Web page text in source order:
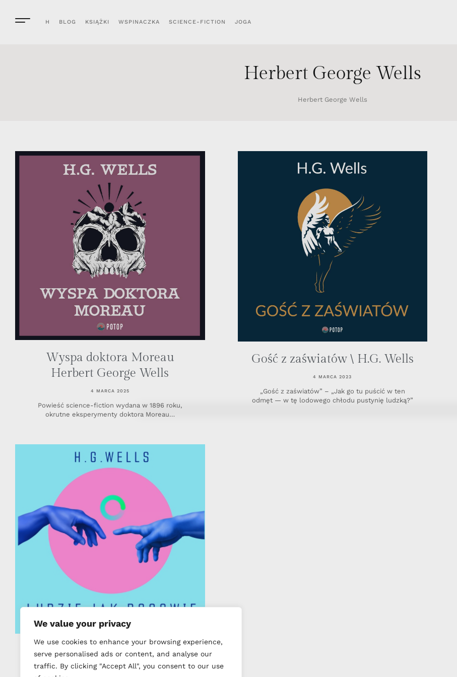
We value your privacy
We use cookies to enhance your browsing experience,
serve personalised ads or content, and analyse our
traffic. By clicking "Accept All", you consent to our use
H BLOG KSIĄŻKI WSPINACZKA SCIENCE-FICTION JOGA
Herbert George Wells
Herbert George Wells
Wyspa doktora Moreau
Herbert George Wells
4 MARCA 2025
Powieść science-fiction wydana w 1896 roku,
okrutne eksperymenty doktora Moreau…
Gość z zaświatów \ H.G. Wells
4 MARCA 2023
„Gość z zaświatów” – „Jak go tu puścić w ten
odmęt — w tę lodowego chłodu pustynię ludzką?”
Ludzie jak bogowie H.G. Wells
5 MARCA 2022